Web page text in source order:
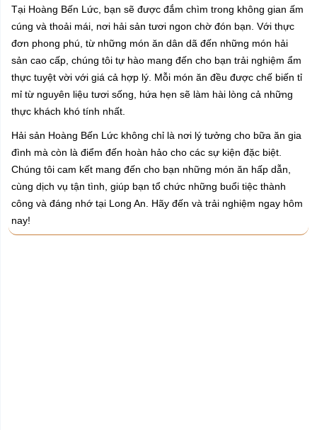
Tại Hoàng Bến Lức, bạn sẽ được đắm chìm trong không gian ấm
cúng và thoải mái, nơi hải sản tươi ngon chờ đón bạn. Với thực
đơn phong phú, từ những món ăn dân dã đến những món hải
sản cao cấp, chúng tôi tự hào mang đến cho bạn trải nghiệm ẩm
thực tuyệt vời với giá cả hợp lý. Mỗi món ăn đều được chế biến tỉ
mỉ từ nguyên liệu tươi sống, hứa hẹn sẽ làm hài lòng cả những
thực khách khó tính nhất.
Hải sản Hoàng Bến Lức không chỉ là nơi lý tưởng cho bữa ăn gia
đình mà còn là điểm đến hoàn hảo cho các sự kiện đặc biệt.
Chúng tôi cam kết mang đến cho bạn những món ăn hấp dẫn,
cùng dịch vụ tận tình, giúp bạn tổ chức những buổi tiệc thành
công và đáng nhớ tại Long An. Hãy đến và trải nghiệm ngay hôm
nay!